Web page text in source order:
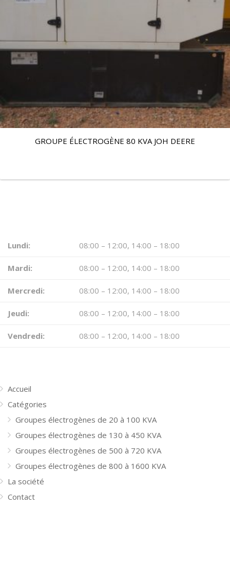
GROUPE ÉLECTROGÈNE 80 KVA JOH DEERE
Lundi: 08:00 – 12:00, 14:00 – 18:00
Mardi: 08:00 – 12:00, 14:00 – 18:00
Mercredi: 08:00 – 12:00, 14:00 – 18:00
Jeudi: 08:00 – 12:00, 14:00 – 18:00
Vendredi: 08:00 – 12:00, 14:00 – 18:00
Accueil
Catégories
Groupes électrogènes de 20 à 100 KVA
Groupes électrogènes de 130 à 450 KVA
Groupes électrogènes de 500 à 720 KVA
Groupes électrogènes de 800 à 1600 KVA
La société
Contact